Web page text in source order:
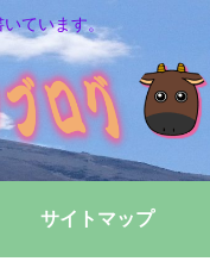
ています。
サイトマップ